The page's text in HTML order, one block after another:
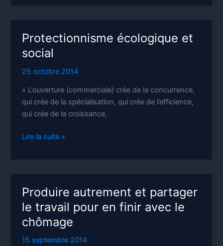
Protectionnisme écologique et
social
25 octobre 2014
« L’ouverture (commerciale) crée de la concurrence,
qui crée de la spécialisation, qui crée de l’efficience,
qui crée de la croissance,
Protectionnisme
Lire la suite »
Produire autrement et partager
le travail pour en finir avec le
chômage
15 septembre 2014